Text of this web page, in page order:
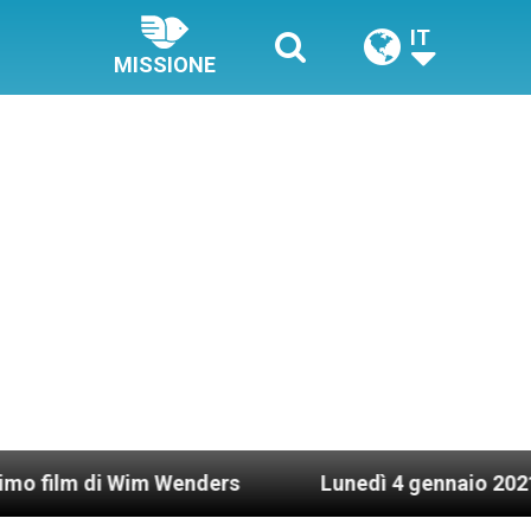
MISSIONE
IT
Wenders Lunedì 4 gennaio 2021: